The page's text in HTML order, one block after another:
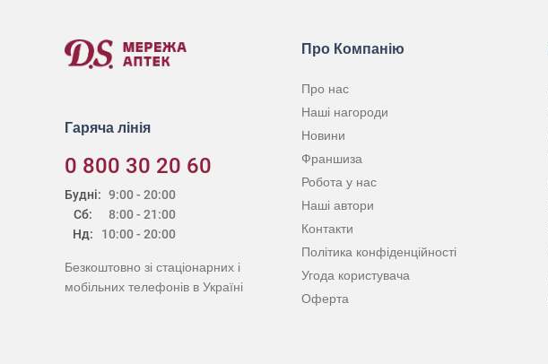
Гаряча лінія
0 800 30 20 60
Будні:
Сб:
Нд:
9:00 - 20:00
8:00 - 21:00
10:00 - 20:00
Безкоштовно зі стаціонарних і
мобільних телефонів в Україні
Про Компанію
Про нас
Наші нагороди
Новини
Франшиза
Робота у нас
Наші автори
Контакти
Політика конфіденційності
Угода користувача
Оферта